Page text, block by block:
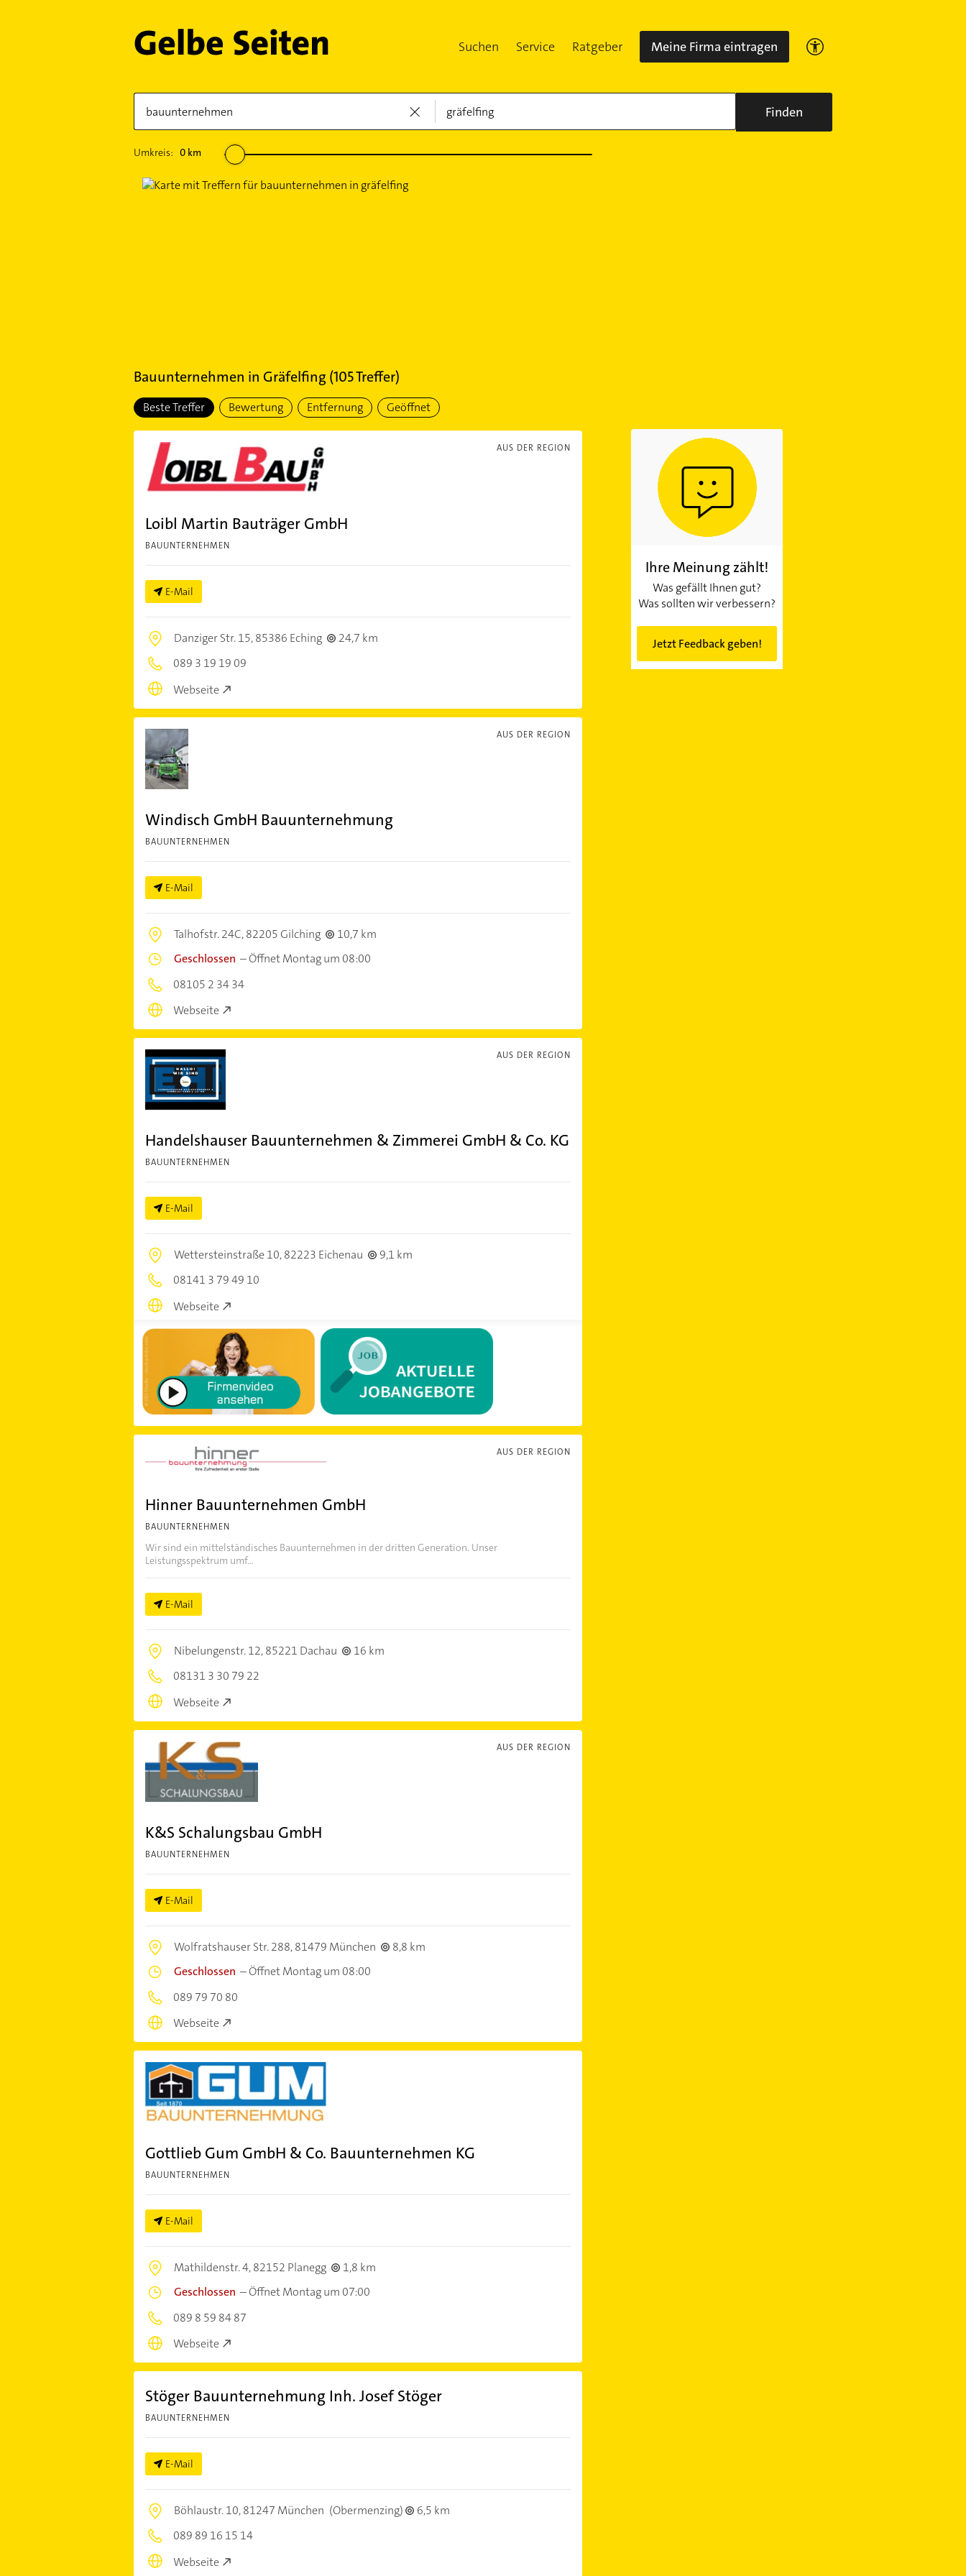
Suchen Service Ratgeber Meine Firma eintragen
Finden
Umkreis: 0km
Bauunternehmen in Gräfelfing (105Treffer)
Beste Treffer Bewertung Entfernung Geöffnet
AUS DER REGION
Loibl Martin Bauträger GmbH
BAUUNTERNEHMEN
E-Mail
Danziger Str. 15,85386 Eching
24,7 km
089 3 19 19 09
Webseite
AUS DER REGION
Windisch GmbH Bauunternehmung
BAUUNTERNEHMEN
E-Mail
Talhofstr. 24C,82205 Gilching
10,7 km
Geschlossen –Öffnet Montag um 08:00
08105 2 34 34
Webseite
AUS DER REGION
Handelshauser Bauunternehmen & Zimmerei GmbH & Co. KG
BAUUNTERNEHMEN
E-Mail
Wettersteinstraße 10,82223 Eichenau
9,1 km
08141 3 79 49 10
Webseite
AUS DER REGION
Hinner Bauunternehmen GmbH
BAUUNTERNEHMEN
Wir sind ein mittelständisches Bauunternehmen in der dritten Generation. Unser
Leistungsspektrum umf...
E-Mail
Nibelungenstr. 12,85221 Dachau
16 km
08131 3 30 79 22
Webseite
AUS DER REGION
K&S Schalungsbau GmbH
BAUUNTERNEHMEN
E-Mail
Wolfratshauser Str. 288,81479 München
8,8 km
Geschlossen –Öffnet Montag um 08:00
089 79 70 80
Webseite
Gottlieb Gum GmbH & Co. Bauunternehmen KG
BAUUNTERNEHMEN
E-Mail
Mathildenstr. 4,82152 Planegg
1,8 km
Geschlossen –Öffnet Montag um 07:00
089 8 59 84 87
Webseite
Stöger Bauunternehmung Inh. Josef Stöger
BAUUNTERNEHMEN
E-Mail
Böhlaustr. 10,81247 München (Obermenzing)
6,5 km
089 89 16 15 14
Webseite
Ihre Meinung zählt!
Was gefällt Ihnen gut?
Was sollten wir verbessern?
Jetzt Feedback geben!